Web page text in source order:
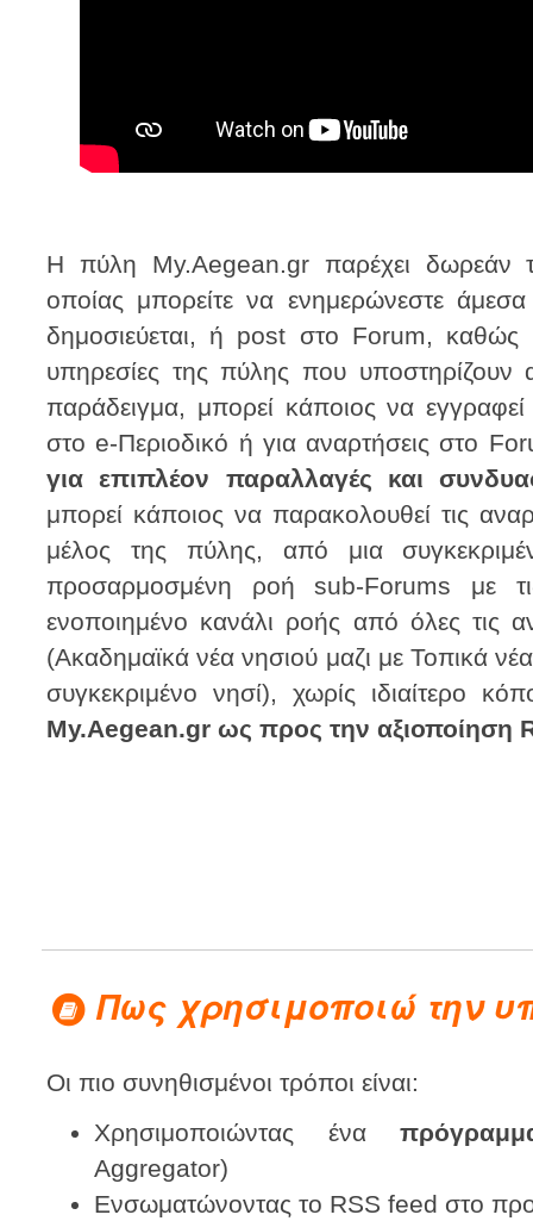
Η πύλη My.Aegean.gr παρέχει δωρεάν
οποίας μπορείτε να ενημερώνεστε
δημοσιεύεται, ή post στο Forum,
υπηρεσίες της πύλης που υποστηρίζουν
παράδειγμα, μπορεί κάποιος να
στο e-Περιοδικό ή για αναρτήσεις στο
για επιπλέον παραλλαγές και
μπορεί κάποιος να παρακολουθεί τις
μέλος της πύλης, από μια
προσαρμοσμένη ροή sub-Forums με
ενοποιημένο κανάλι ροής από όλες τις
(Ακαδημαϊκά νέα νησιού μαζι με Τοπικά
συγκεκριμένο νησί), χωρίς ιδιαίτερο
My.Aegean.gr ως προς την αξιοποίηση
Πως χρησιμοποιώ την
Οι πιο συνηθισμένοι τρόποι είναι:
Χρησιμοποιώντας ένα
Aggregator)
Ενσωματώνοντας το RSS feed στο